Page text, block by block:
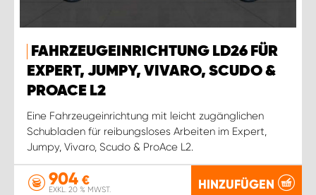
FAHRZEUGEINRICHTUNG LD26 FÜR
EXPERT, JUMPY, VIVARO, SCUDO &
PROACE L2
Eine Fahrzeugeinrichtung mit leicht zugänglichen
Schubladen für reibungsloses Arbeiten im Expert,
Jumpy, Vivaro, Scudo & ProAce L2.
904 €
EXKL. 20 % MWST. HINZUFÜGEN